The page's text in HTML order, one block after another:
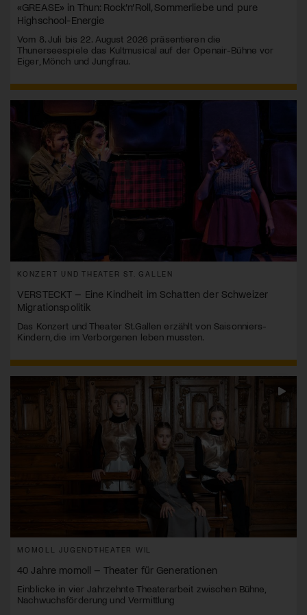
«GREASE» in Thun: Rock’n’Roll, Sommerliebe und pure
Highschool-Energie
Vom 8. Juli bis 22. August 2026 präsentieren die
Thunerseespiele das Kultmusical auf der Openair-Bühne vor
Eiger, Mönch und Jungfrau.
KONZERT UND THEATER ST. GALLEN
VERSTECKT – Eine Kindheit im Schatten der Schweizer
Migrationspolitik
Das Konzert und Theater St.Gallen erzählt von Saisonniers-
Kindern, die im Verborgenen leben mussten.
MOMOLL JUGENDTHEATER WIL
40 Jahre momoll – Theater für Generationen
Einblicke in vier Jahrzehnte Theaterarbeit zwischen Bühne,
Nachwuchsförderung und Vermittlung